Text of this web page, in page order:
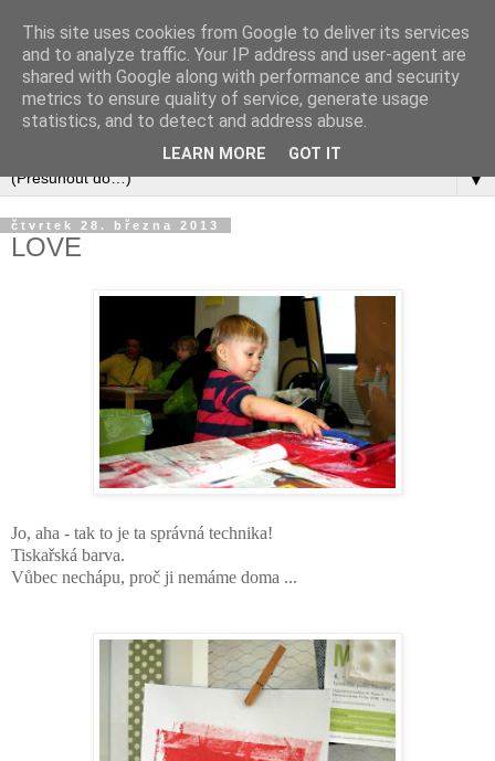
▼
čtvrtek 28. března 2013
LOVE
Jo, aha - tak to je ta správná technika!
Tiskařská barva.
Vůbec nechápu, proč ji nemáme doma ...
This site uses cookies from Google to deliver its services
and to analyze traffic. Your IP address and user-agent are
shared with Google along with performance and security
metrics to ensure quality of service, generate usage
statistics, and to detect and address abuse.
LEARN MORE GOT IT